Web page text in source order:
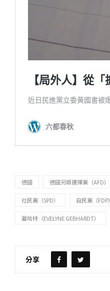
德國 德國另類選擇黨（AFD）
社民黨（SPD） 自民黨（FDP）
蓋哈特（EVELYNE GEBHARDT）
分享